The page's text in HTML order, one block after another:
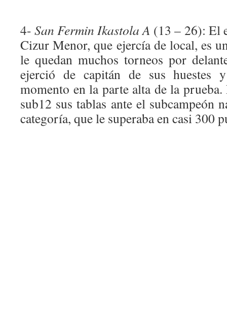
4-San Fermin Ikastola A (13 – 26): El
Cizur Menor, que ejercía de local, es
le quedan muchos torneos por
ejerció de capitán de sus huestes
momento en la parte alta de la
sub12 sus tablas ante el subcampeón
categoría, que le superaba en casi 300